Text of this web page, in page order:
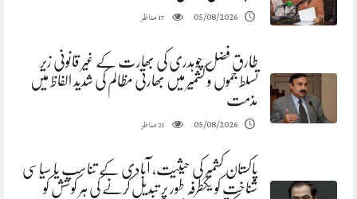
05/08/2026
17مناظر
طارق فضل چوہدری کی بھارت کے غیر قانونی زیر
تسلط جموں و کشمیر میں بھارتی مظالم کی شدید الفاظ میں
مذمت
05/08/2026
21مناظر
پاکستان کشمیر کی حیثیت، آبادی کے تناسب یا سیاسی
شناخت کو یکطرفہ طور پر تبدیل کرنے کی ہر کوشش کو